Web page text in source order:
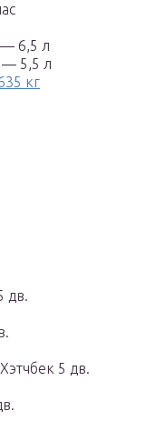
— 6,5 л
— 5,5 л
кг
дв.
5 дв.